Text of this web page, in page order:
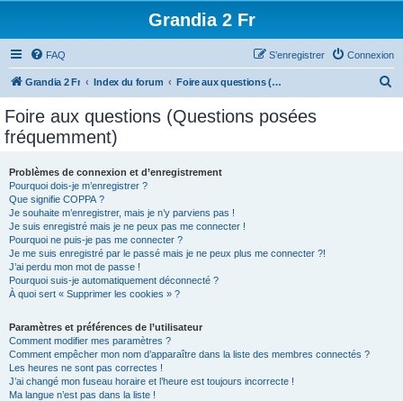
Grandia 2 Fr
FAQ Connexion
S’enregistrer
Grandia 2 Fr Index du forum Foire aux questions (Questions posées fréquemment)
Foire aux questions (Questions posées
fréquemment)
Problèmes de connexion et d’enregistrement
Pourquoi dois-je m’enregistrer ?
Que signifie COPPA ?
Je souhaite m’enregistrer, mais je n’y parviens pas !
Je suis enregistré mais je ne peux pas me connecter !
Pourquoi ne puis-je pas me connecter ?
Je me suis enregistré par le passé mais je ne peux plus me connecter ?!
J’ai perdu mon mot de passe !
Pourquoi suis-je automatiquement déconnecté ?
À quoi sert « Supprimer les cookies » ?
Paramètres et préférences de l’utilisateur
Comment modifier mes paramètres ?
Comment empêcher mon nom d’apparaître dans la liste des membres connectés ?
Les heures ne sont pas correctes !
J’ai changé mon fuseau horaire et l’heure est toujours incorrecte !
Ma langue n’est pas dans la liste !